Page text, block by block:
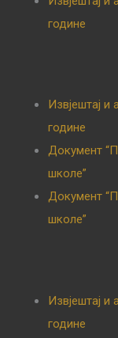
године
Извјештај
године
Документ
школе”
Документ
школе”
Извјештај
године